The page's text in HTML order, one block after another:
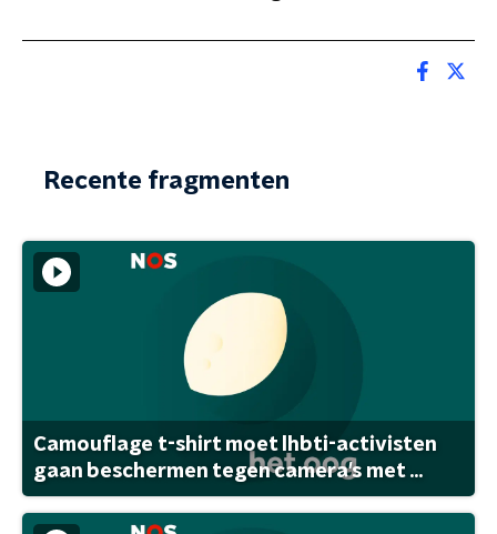
Recente fragmenten
Camouflage t-shirt moet lhbti-activisten
gaan beschermen tegen camera's met ...